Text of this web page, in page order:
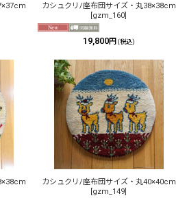
カシュクリ/座布団サイズ・丸38×38cm
[gzm_160]
19,800円 (税込)
カシュクリ/座布団サイズ・丸40×40cm
[gzm_149]